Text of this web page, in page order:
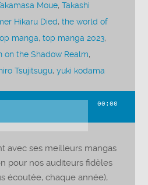
Moue,Takashi
Hikaru Died,the world of
manga,top manga 2023,
on the Shadow Realm,
Tsujitsugu,yuki kodama
00:00
avec ses meilleurs mangas
pour nos auditeurs fidèles
écoutée, chaque année),